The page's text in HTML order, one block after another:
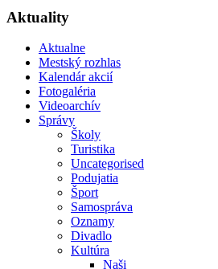
Aktuality
Aktualne
Mestský rozhlas
Kalendár akcií
Fotogaléria
Videoarchív
Správy
Školy
Turistika
Uncategorised
Podujatia
Šport
Samospráva
Oznamy
Divadlo
Kultúra
Naši